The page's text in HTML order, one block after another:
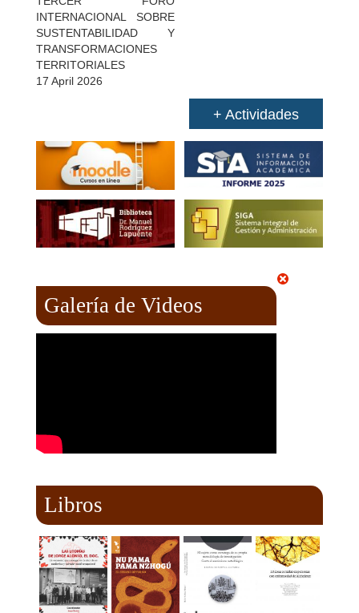
INTERNACIONAL SOBRE
SUSTENTABILIDAD Y
TRANSFORMACIONES
TERRITORIALES
17 April 2026
+ Actividades
Galería de Videos
Libros